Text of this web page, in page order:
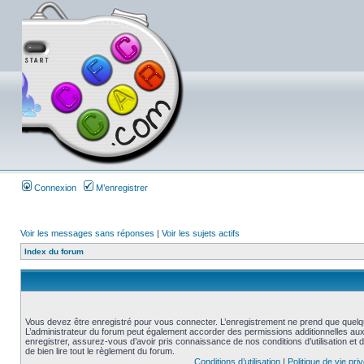
Connexion M’enregistrer
Voir les messages sans réponses | Voir les sujets actifs
Index du forum
Vous devez être enregistré pour vous connecter. L’enregistrement ne prend que
L’administrateur du forum peut également accorder des permissions additionnelles
enregistrer, assurez-vous d’avoir pris connaissance de nos conditions d’utilisation et
de bien lire tout le règlement du forum.
Conditions d’utilisation| Politique de vie